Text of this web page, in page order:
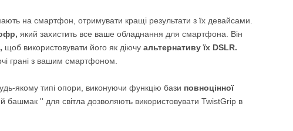
на смартфон, отримувати кращі результати з їх девайсами.
який захистить все ваше обладнання для смартфона. Він
щоб використовувати його як діючу альтернативу їх DSLR.
грані з вашим смартфоном.
якому типі опори, виконуючи функцію бази повноцінної
башмак '' для світла дозволяють використовувати TwistGrip в